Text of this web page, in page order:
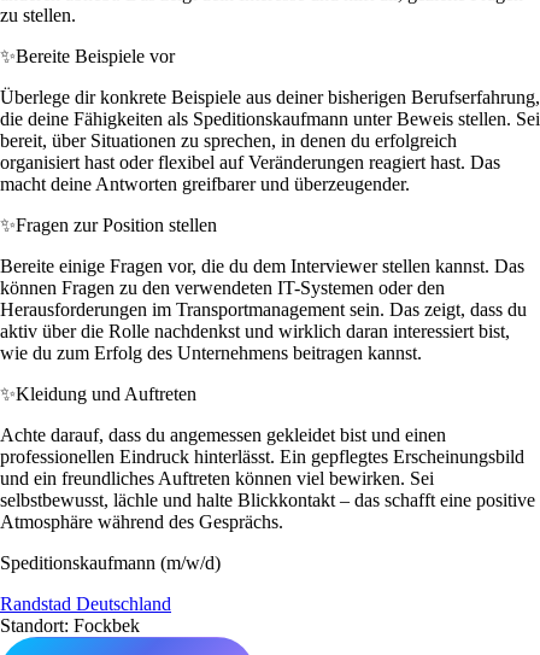
zu stellen.
✨Bereite Beispiele vor
Überlege dir konkrete Beispiele aus deiner bisherigen Berufserfahrung,
die deine Fähigkeiten als Speditionskaufmann unter Beweis stellen. Sei
bereit, über Situationen zu sprechen, in denen du erfolgreich
organisiert hast oder flexibel auf Veränderungen reagiert hast. Das
macht deine Antworten greifbarer und überzeugender.
✨Fragen zur Position stellen
Bereite einige Fragen vor, die du dem Interviewer stellen kannst. Das
können Fragen zu den verwendeten IT-Systemen oder den
Herausforderungen im Transportmanagement sein. Das zeigt, dass du
aktiv über die Rolle nachdenkst und wirklich daran interessiert bist,
wie du zum Erfolg des Unternehmens beitragen kannst.
✨Kleidung und Auftreten
Achte darauf, dass du angemessen gekleidet bist und einen
professionellen Eindruck hinterlässt. Ein gepflegtes Erscheinungsbild
und ein freundliches Auftreten können viel bewirken. Sei
selbstbewusst, lächle und halte Blickkontakt – das schafft eine positive
Atmosphäre während des Gesprächs.
Speditionskaufmann (m/w/d)
Randstad Deutschland
Standort: Fockbek